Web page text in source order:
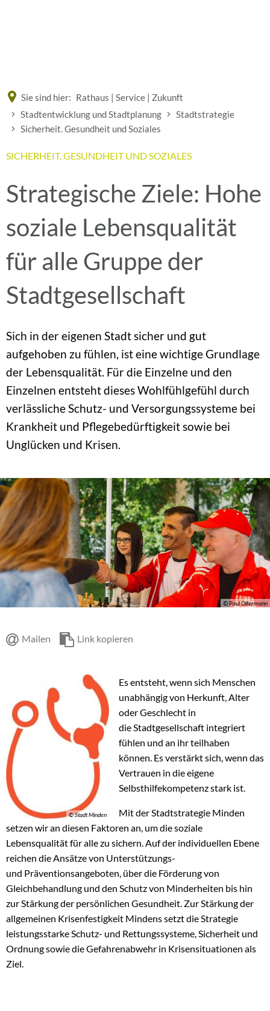
Sie sind hier: Rathaus | Service | Zukunft
Stadtentwicklung und Stadtplanung
Stadtstrategie
Sicherheit. Gesundheit und Soziales
SICHERHEIT, GESUNDHEIT UND SOZIALES
Strategische Ziele: Hohe
soziale Lebensqualität
für alle Gruppe der
Stadtgesellschaft
Sich in der eigenen Stadt sicher und gut
aufgehoben zu fühlen, ist eine wichtige Grundlage
der Lebensqualität. Für die Einzelne und den
Einzelnen entsteht dieses Wohlfühlgefühl durch
verlässliche Schutz- und Versorgungssysteme bei
Krankheit und Pflegebedürftigkeit sowie bei
Unglücken und Krisen.
© Paul Olfermann
Mailen Link kopieren
© Stadt Minden
Es entsteht, wenn sich Menschen
unabhängig von Herkunft, Alter
oder Geschlecht in
die Stadtgesellschaft integriert
fühlen und an ihr teilhaben
können. Es verstärkt sich, wenn das
Vertrauen in die eigene
Selbsthilfekompetenz stark ist.
Mit der Stadtstrategie Minden
setzen wir an diesen Faktoren an, um die soziale
Lebensqualität für alle zu sichern. Auf der individuellen Ebene
reichen die Ansätze von Unterstützungs-
und Präventionsangeboten, über die Förderung von
Gleichbehandlung und den Schutz von Minderheiten bis hin
zur Stärkung der persönlichen Gesundheit. Zur Stärkung der
allgemeinen Krisenfestigkeit Mindens setzt die Strategie
leistungsstarke Schutz- und Rettungssysteme, Sicherheit und
Ordnung sowie die Gefahrenabwehr in Krisensituationen als
Ziel.